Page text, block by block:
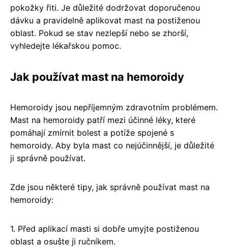
pokožky řiti. Je důležité dodržovat doporučenou
dávku a pravidelně aplikovat mast na postiženou
oblast. Pokud se stav nezlepší nebo se zhorší,
vyhledejte lékařskou pomoc.
Jak používat mast na hemoroidy
Hemoroidy jsou nepříjemným zdravotním problémem.
Mast na hemoroidy patří mezi účinné léky, které
pomáhají zmírnit bolest a potíže spojené s
hemoroidy. Aby byla mast co nejúčinnější, je důležité
ji správně používat.
Zde jsou některé tipy, jak správně používat mast na
hemoroidy:
1. Před aplikací masti si dobře umyjte postiženou
oblast a osušte ji ručníkem.